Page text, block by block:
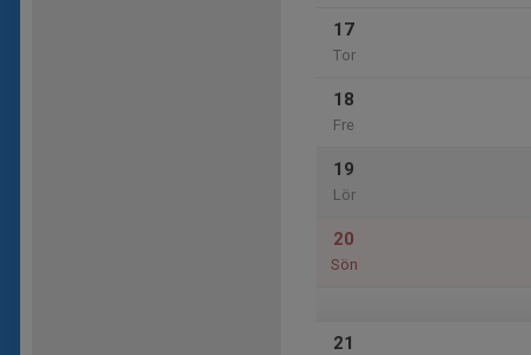
17
Tor
18
Fre
19
Lör
20
Sön
21